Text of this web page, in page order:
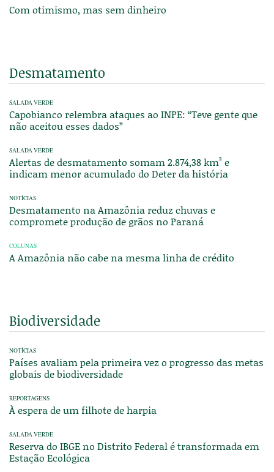
Com otimismo, mas sem dinheiro
Desmatamento
SALADA VERDE
Capobianco relembra ataques ao INPE: “Teve gente que
não aceitou esses dados”
SALADA VERDE
Alertas de desmatamento somam 2.874,38 km² e
indicam menor acumulado do Deter da história
NOTÍCIAS
Desmatamento na Amazônia reduz chuvas e
compromete produção de grãos no Paraná
COLUNAS
A Amazônia não cabe na mesma linha de crédito
Biodiversidade
NOTÍCIAS
Países avaliam pela primeira vez o progresso das metas
globais de biodiversidade
REPORTAGENS
À espera de um filhote de harpia
SALADA VERDE
Reserva do IBGE no Distrito Federal é transformada em
Estação Ecológica